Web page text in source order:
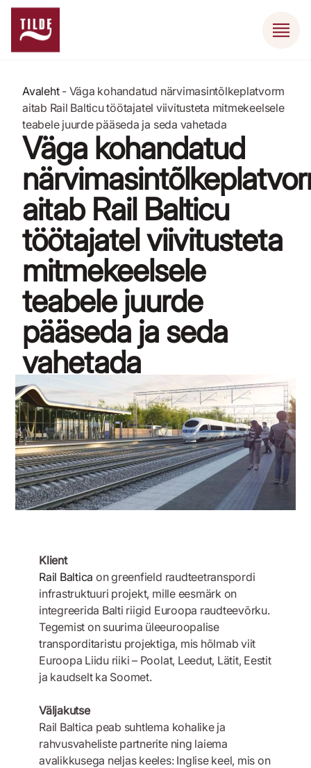
Avaleht- Väga kohandatud närvimasintõlkeplatvorm
aitab Rail Balticu töötajatel viivitusteta mitmekeelsele
teabele juurde pääseda ja seda vahetada
Väga kohandatud
aitab Rail Balticu
töötajatel viivitusteta
mitmekeelsele
teabele juurde
pääseda ja seda
vahetada
12. märts 2018
Klient
Rail Baltica on greenfield raudteetranspordi
infrastruktuuri projekt, mille eesmärk on
integreerida Balti riigid Euroopa raudteevõrku.
Tegemist on suurima üleeuroopalise
transporditaristu projektiga, mis hõlmab viit
Euroopa Liidu riiki – Poolat, Leedut, Lätit, Eestit
ja kaudselt ka Soomet.
Väljakutse
Rail Baltica peab suhtlema kohalike ja
rahvusvaheliste partnerite ning laiema
avalikkusega neljas keeles: Inglise keel, mis on